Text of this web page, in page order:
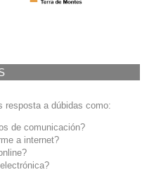
resposta a dúbidas como:
de comunicación?
a internet?